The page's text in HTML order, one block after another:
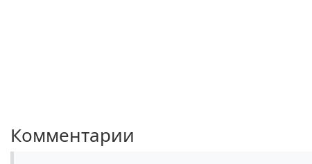
Комментарии